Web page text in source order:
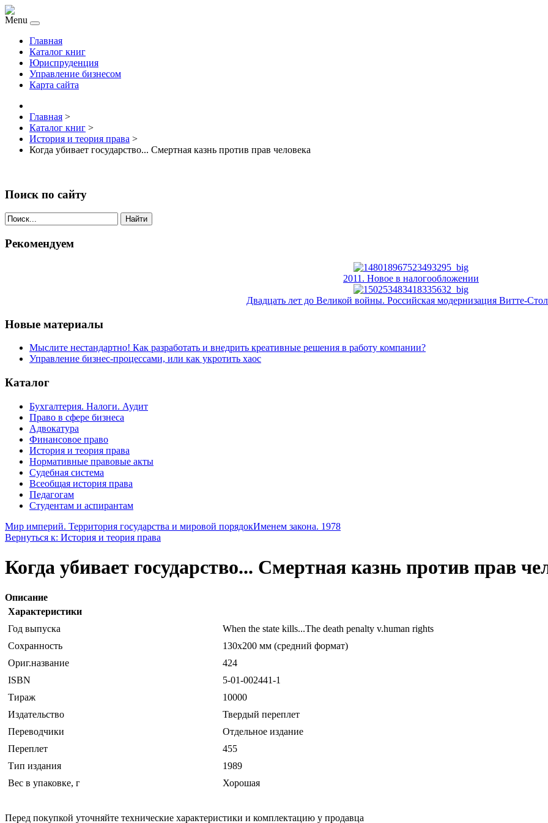
Menu
Главная
Каталог книг
Юриспруденция
Управление бизнесом
Карта сайта
Главная >
Каталог книг >
История и теория права >
Когда убивает государство... Смертная казнь против прав человека
Поиск по сайту
Найти
Рекомендуем
2011. Новое в налогообложении
Двадцать лет до Великой войны. Российская модернизация Витте-
Новые материалы
Мыслите нестандартно! Как разработать и внедрить креативные решения в работу компании?
Управление бизнес-процессами, или как укротить хаос
Каталог
Бухгалтерия. Налоги. Аудит
Право в сфере бизнеса
Адвокатура
Финансовое право
История и теория права
Нормативные правовые акты
Судебная система
Всеобщая история права
Педагогам
Студентам и аспирантам
Мир империй. Территория государства и мировой порядокИменем закона. 1978
Вернуться к: История и теория права
Когда убивает государство... Смертная казнь против прав
Описание
Характеристики
Год выпуска
When the state kills...The death penalty v.human rights
Сохранность
130х200 мм (средний формат)
Ориг.название
424
ISBN
5-01-002441-1
Тираж
10000
Издательство
Твердый переплет
Переводчики
Отдельное издание
Переплет
455
Тип издания
1989
Вес в упаковке, г
Хорошая
Перед покупкой уточняйте технические характеристики и комплектацию у продавца